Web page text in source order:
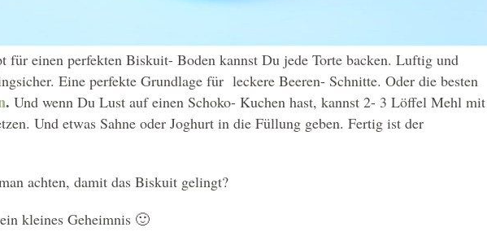
für einen perfekten Biskuit- Boden kannst Du jede Torte backen. Luftig und
Eine perfekte Grundlage für leckere Beeren- Schnitte. Oder die besten
. Und wenn Du Lust auf einen Schoko- Kuchen hast, kannst 2- 3 Löffel Mehl mit
Und etwas Sahne oder Joghurt in die Füllung geben. Fertig ist der
achten, damit das Biskuit gelingt?
kleines Geheimnis 🙂